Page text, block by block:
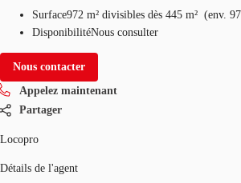
Surface972 m² divisibles dès 445 m² (env.
DisponibilitéNous consulter
Nous contacter
Appelez maintenant
Partager
Locopro
Détails de l'agent